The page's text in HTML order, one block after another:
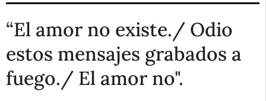
“El amor no existe./ Odio
estos mensajes grabados a
fuego./ El amor no".